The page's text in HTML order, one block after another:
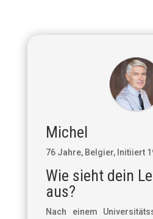
Michel
76 Jahre, Belgier, Initiiert
Wie sieht dein
aus?
Nach einem